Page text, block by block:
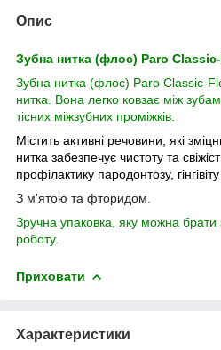
Опис
Зубна нитка (флос) Paro
Зубна нитка (флос) Paro Classic-
нитка. Вона легко ковзає між
тісних міжзубних проміжків.
Містить активні речовини, які
нитка забезпечує чистоту та
профілактику пародонтозу, гінгівіту
З м'ятою та фторидом.
Зручна упаковка, яку можна
роботу.
Приховати
Характеристики